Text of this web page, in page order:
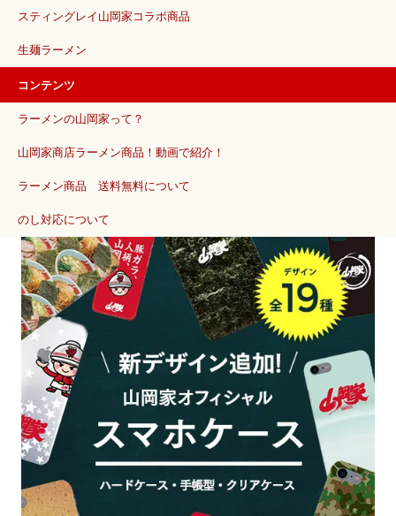
スティングレイ山岡家コラボ商品
生麺ラーメン
コンテンツ
ラーメンの山岡家って？
山岡家商店ラーメン商品！動画で紹介！
ラーメン商品 送料無料について
のし対応について